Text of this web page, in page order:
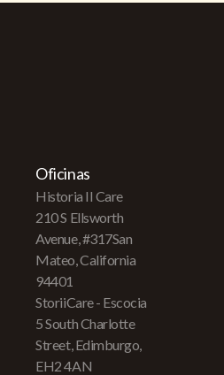
Oficinas
Historia II Care
210 S Ellsworth
Avenue, #317San
Mateo, California
94401
StoriiCare - Escocia
5 South Charlotte
Street, Edimburgo,
EH2 4AN